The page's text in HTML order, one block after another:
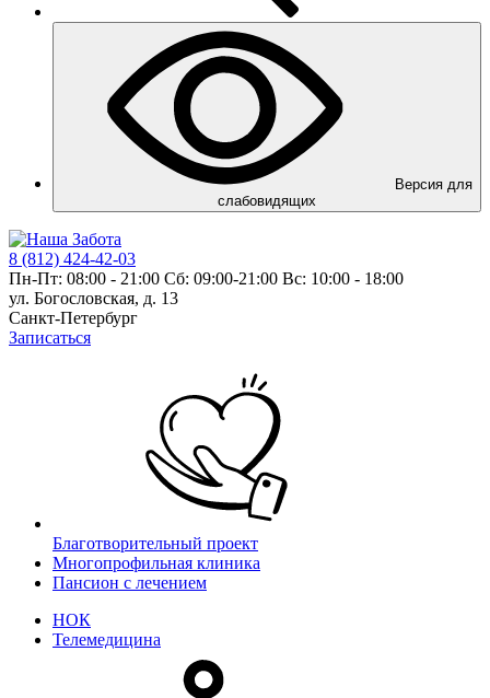
Версия для
слабовидящих
8 (812) 424-42-03
Пн-Пт: 08:00 - 21:00 Сб: 09:00-21:00 Вс: 10:00 - 18:00
ул. Богословская, д. 13
Санкт-Петербург
Записаться
Благотворительный проект
Многопрофильная клиника
Пансион с лечением
НОК
Телемедицина